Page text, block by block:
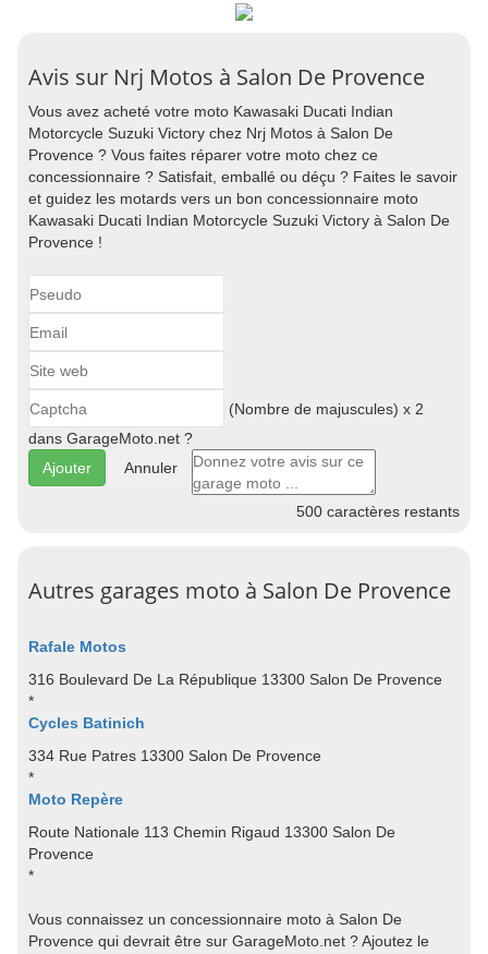
Avis sur Nrj Motos à Salon De Provence
Vous avez acheté votre moto Kawasaki Ducati Indian
Motorcycle Suzuki Victory chez Nrj Motos à Salon De
Provence ? Vous faites réparer votre moto chez ce
concessionnaire ? Satisfait, emballé ou déçu ? Faites le savoir
et guidez les motards vers un bon concessionnaire moto
Kawasaki Ducati Indian Motorcycle Suzuki Victory à Salon De
Provence !
(Nombre de majuscules) x 2
dans GarageMoto.net ?
Annuler
500 caractères restants
Autres garages moto à Salon De Provence
Rafale Motos
316 Boulevard De La République 13300 Salon De Provence
*
Cycles Batinich
334 Rue Patres 13300 Salon De Provence
*
Moto Repère
Route Nationale 113 Chemin Rigaud 13300 Salon De
Provence
*
Vous connaissez un concessionnaire moto à Salon De
Provence qui devrait être sur GarageMoto.net ? Ajoutez le